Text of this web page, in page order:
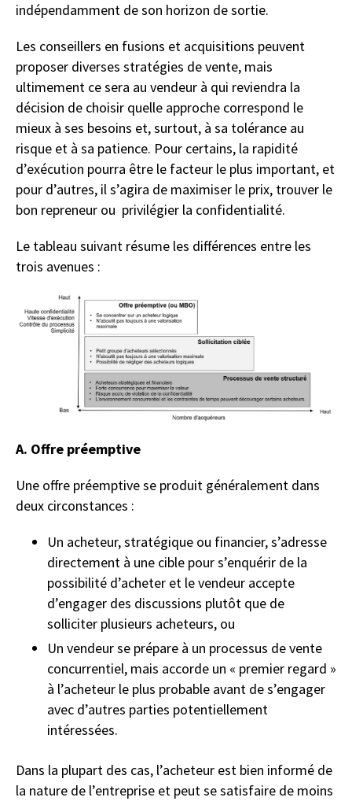
indépendamment de son horizon de sortie.
Les conseillers en fusions et acquisitions peuvent
proposer diverses stratégies de vente, mais
ultimement ce sera au vendeur à qui reviendra la
décision de choisir quelle approche correspond le
mieux à ses besoins et, surtout, à sa tolérance au
risque et à sa patience. Pour certains, la rapidité
d’exécution pourra être le facteur le plus important, et
pour d’autres, il s’agira de maximiser le prix, trouver le
bon repreneur ou privilégier la confidentialité.
Le tableau suivant résume les différences entre les
trois avenues :
A. Offre préemptive
Une offre préemptive se produit généralement dans
deux circonstances :
Un acheteur, stratégique ou financier, s’adresse
directement à une cible pour s’enquérir de la
possibilité d’acheter et le vendeur accepte
d’engager des discussions plutôt que de
solliciter plusieurs acheteurs, ou
Un vendeur se prépare à un processus de vente
concurrentiel, mais accorde un « premier regard »
à l’acheteur le plus probable avant de s’engager
avec d’autres parties potentiellement
intéressées.
Dans la plupart des cas, l’acheteur est bien informé de
la nature de l’entreprise et peut se satisfaire de moins